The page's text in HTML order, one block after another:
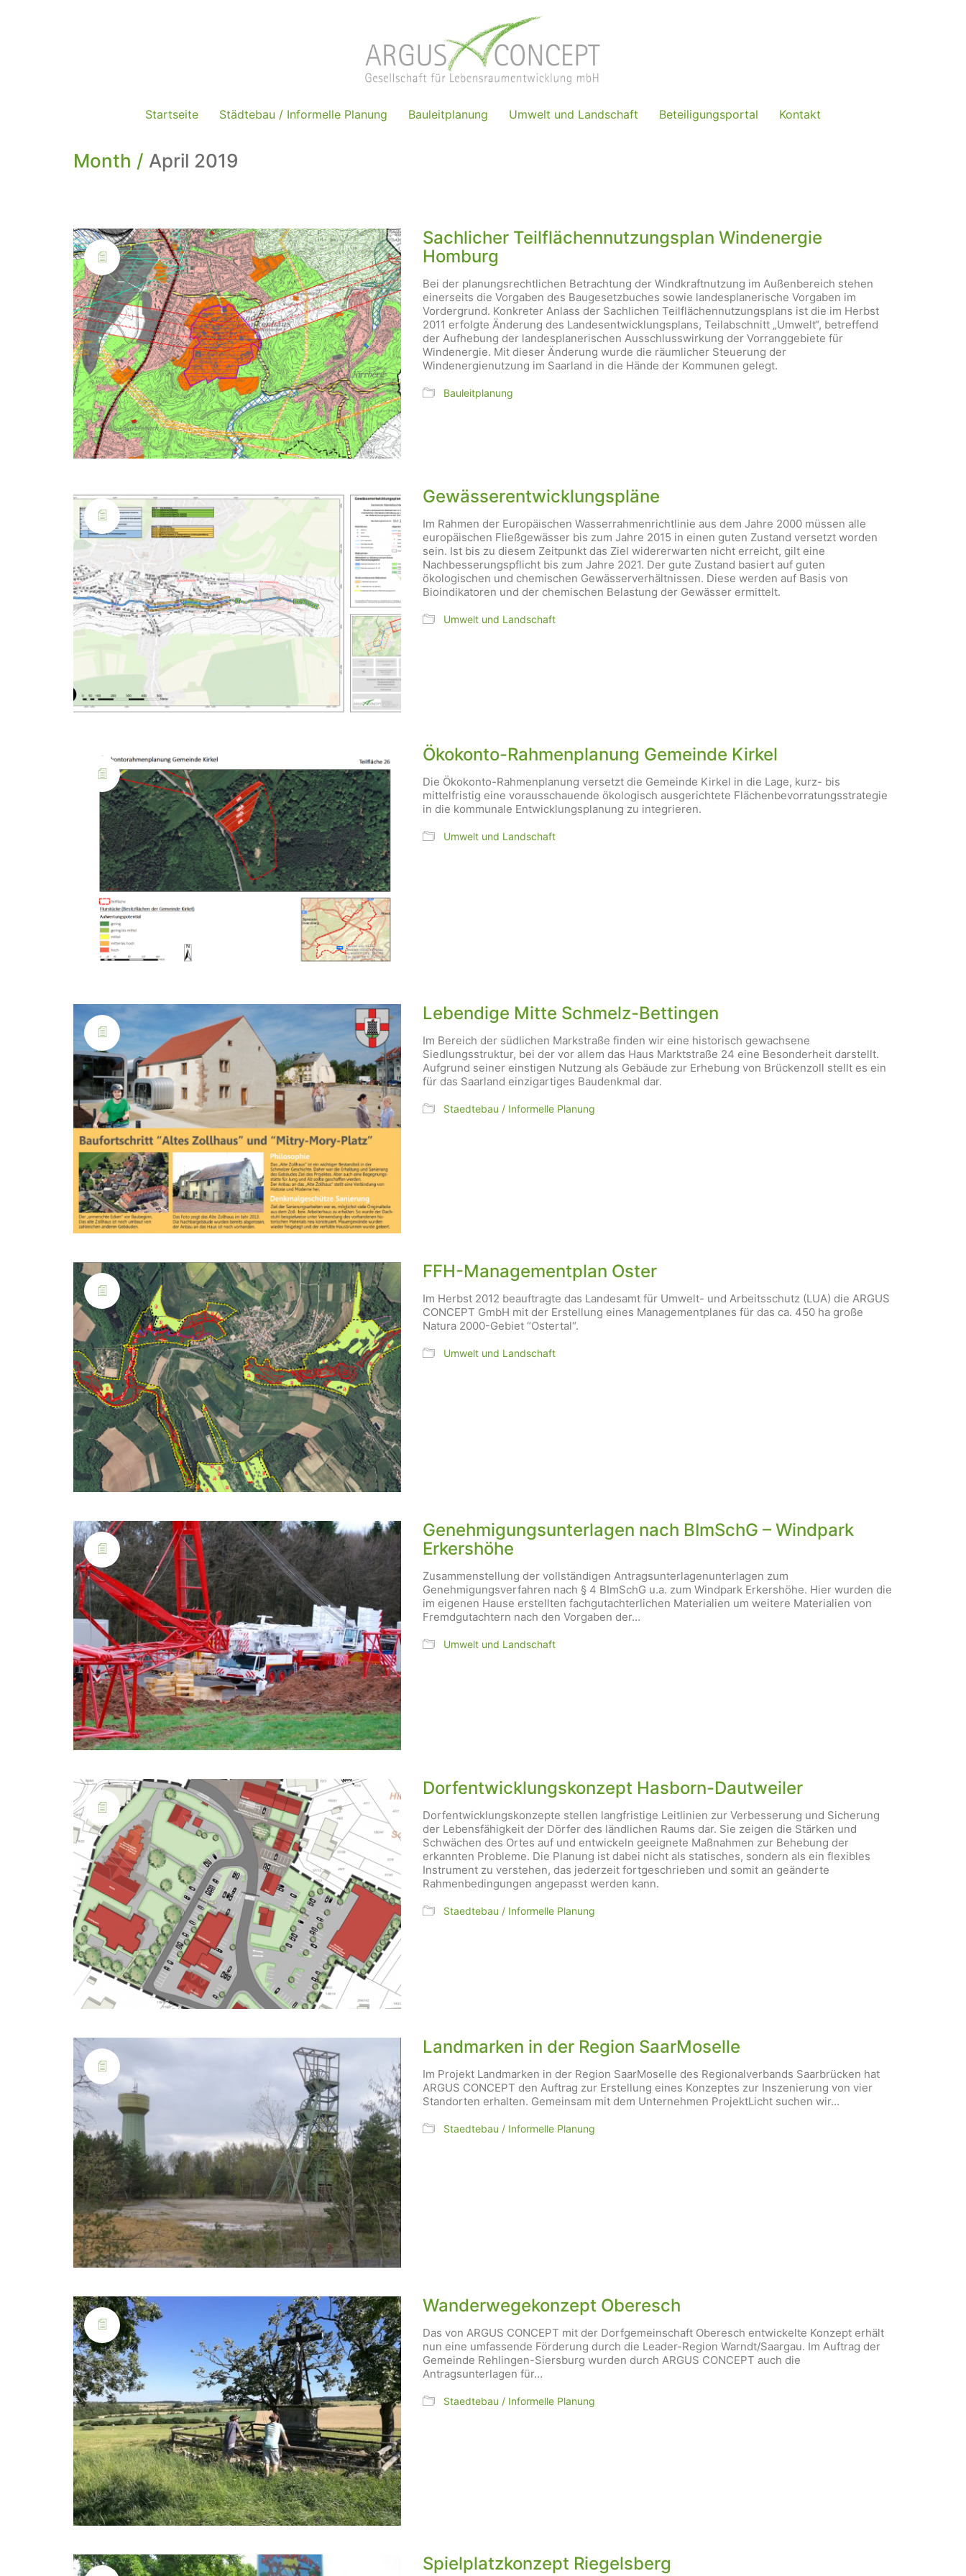
Startseite Städtebau / Informelle Planung Bauleitplanung Umwelt und Landschaft Beteiligungsportal Kontakt
Month / April 2019
Sachlicher Teilflächennutzungsplan Windenergie
Homburg
Bei der planungsrechtlichen Betrachtung der Windkraftnutzung im Außenbereich stehen
einerseits die Vorgaben des Baugesetzbuches sowie landesplanerische Vorgaben im
Vordergrund. Konkreter Anlass der Sachlichen Teilflächennutzungsplans ist die im Herbst
2011 erfolgte Änderung des Landesentwicklungsplans, Teilabschnitt „Umwelt“, betreffend
der Aufhebung der landesplanerischen Ausschlusswirkung der Vorranggebiete für
Windenergie. Mit dieser Änderung wurde die räumlicher Steuerung der
Windenergienutzung im Saarland in die Hände der Kommunen gelegt.
Bauleitplanung
Gewässerentwicklungspläne
Im Rahmen der Europäischen Wasserrahmenrichtlinie aus dem Jahre 2000 müssen alle
europäischen Fließgewässer bis zum Jahre 2015 in einen guten Zustand versetzt worden
sein. Ist bis zu diesem Zeitpunkt das Ziel widererwarten nicht erreicht, gilt eine
Nachbesserungspflicht bis zum Jahre 2021. Der gute Zustand basiert auf guten
ökologischen und chemischen Gewässerverhältnissen. Diese werden auf Basis von
Bioindikatoren und der chemischen Belastung der Gewässer ermittelt.
Umwelt und Landschaft
Ökokonto-Rahmenplanung Gemeinde Kirkel
Die Ökokonto-Rahmenplanung versetzt die Gemeinde Kirkel in die Lage, kurz- bis
mittelfristig eine vorausschauende ökologisch ausgerichtete Flächenbevorratungsstrategie
in die kommunale Entwicklungsplanung zu integrieren.
Umwelt und Landschaft
Lebendige Mitte Schmelz-Bettingen
Im Bereich der südlichen Markstraße finden wir eine historisch gewachsene
Siedlungsstruktur, bei der vor allem das Haus Marktstraße 24 eine Besonderheit darstellt.
Aufgrund seiner einstigen Nutzung als Gebäude zur Erhebung von Brückenzoll stellt es ein
für das Saarland einzigartiges Baudenkmal dar.
Staedtebau / Informelle Planung
FFH-Managementplan Oster
Im Herbst 2012 beauftragte das Landesamt für Umwelt- und Arbeitsschutz (LUA) die ARGUS
CONCEPT GmbH mit der Erstellung eines Managementplanes für das ca. 450 ha große
Natura 2000-Gebiet “Ostertal“.
Umwelt und Landschaft
Genehmigungsunterlagen nach BImSchG – Windpark
Erkershöhe
Zusammenstellung der vollständigen Antragsunterlagenunterlagen zum
Genehmigungsverfahren nach § 4 BImSchG u.a. zum Windpark Erkershöhe. Hier wurden die
im eigenen Hause erstellten fachgutachterlichen Materialien um weitere Materialien von
Fremdgutachtern nach den Vorgaben der…
Umwelt und Landschaft
Dorfentwicklungskonzept Hasborn-Dautweiler
Dorfentwicklungskonzepte stellen langfristige Leitlinien zur Verbesserung und Sicherung
der Lebensfähigkeit der Dörfer des ländlichen Raums dar. Sie zeigen die Stärken und
Schwächen des Ortes auf und entwickeln geeignete Maßnahmen zur Behebung der
erkannten Probleme. Die Planung ist dabei nicht als statisches, sondern als ein flexibles
Instrument zu verstehen, das jederzeit fortgeschrieben und somit an geänderte
Rahmenbedingungen angepasst werden kann.
Staedtebau / Informelle Planung
Landmarken in der Region SaarMoselle
Im Projekt Landmarken in der Region SaarMoselle des Regionalverbands Saarbrücken hat
ARGUS CONCEPT den Auftrag zur Erstellung eines Konzeptes zur Inszenierung von vier
Standorten erhalten. Gemeinsam mit dem Unternehmen ProjektLicht suchen wir…
Staedtebau / Informelle Planung
Wanderwegekonzept Oberesch
Das von ARGUS CONCEPT mit der Dorfgemeinschaft Oberesch entwickelte Konzept erhält
nun eine umfassende Förderung durch die Leader-Region Warndt/Saargau. Im Auftrag der
Gemeinde Rehlingen-Siersburg wurden durch ARGUS CONCEPT auch die
Antragsunterlagen für…
Staedtebau / Informelle Planung
Spielplatzkonzept Riegelsberg